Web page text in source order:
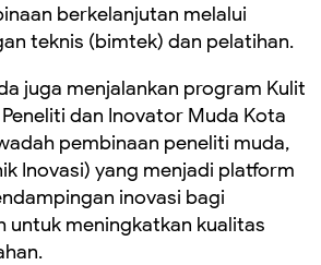
berkelanjutan melalui
teknis (bimtek) dan pelatihan.
juga menjalankan program Kulit
dan Inovator Muda Kota
pembinaan peneliti muda,
Inovasi) yang menjadi platform
inovasi bagi
untuk meningkatkan kualitas